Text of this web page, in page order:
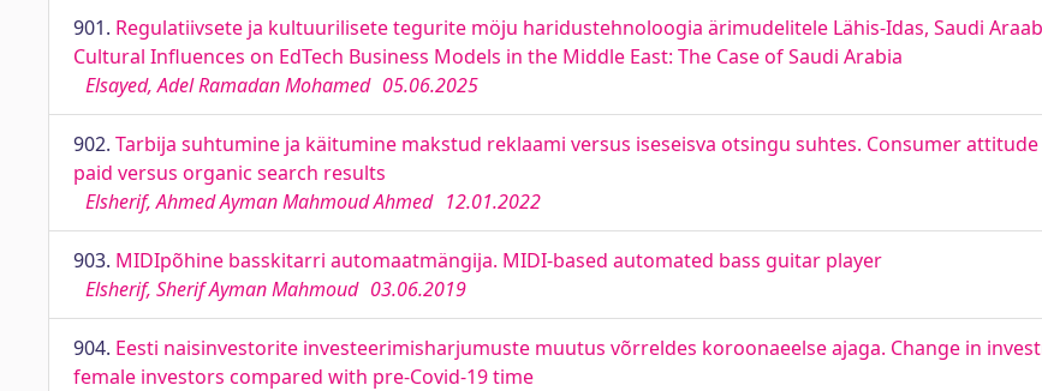
901. Regulatiivsete ja kultuurilisete tegurite möju haridustehnoloogia ärimudelitele Lähis-Idas, Saudi
Cultural Influences on EdTech Business Models in the Middle East: The Case of Saudi Arabia
Elsayed, Adel Ramadan Mohamed 05.06.2025
902. Tarbija suhtumine ja käitumine makstud reklaami versus iseseisva otsingu suhtes. Consumer
paid versus organic search results
Elsherif, Ahmed Ayman Mahmoud Ahmed 12.01.2022
903. MIDIpõhine basskitarri automaatmängija. MIDI-based automated bass guitar player
Elsherif, Sherif Ayman Mahmoud 03.06.2019
904. Eesti naisinvestorite investeerimisharjumuste muutus võrreldes koroonaeelse ajaga. Change in
female investors compared with pre-Covid-19 time